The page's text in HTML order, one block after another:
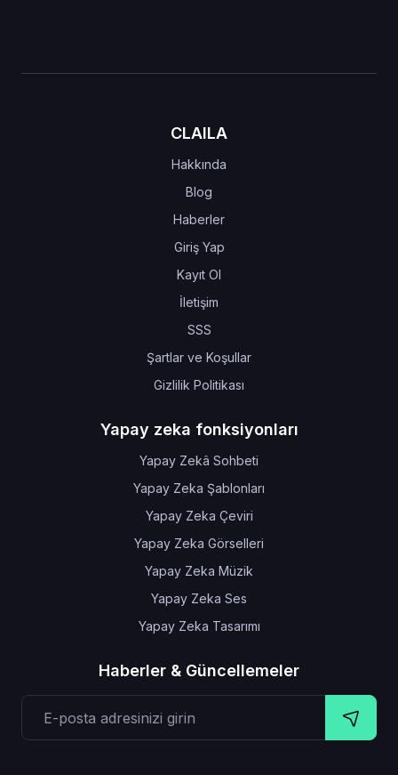
CLAILA
Hakkında
Blog
Haberler
Giriş Yap
Kayıt Ol
İletişim
SSS
Şartlar ve Koşullar
Gizlilik Politikası
Yapay zeka fonksiyonları
Yapay Zekâ Sohbeti
Yapay Zeka Şablonları
Yapay Zeka Çeviri
Yapay Zeka Görselleri
Yapay Zeka Müzik
Yapay Zeka Ses
Yapay Zeka Tasarımı
Haberler & Güncellemeler